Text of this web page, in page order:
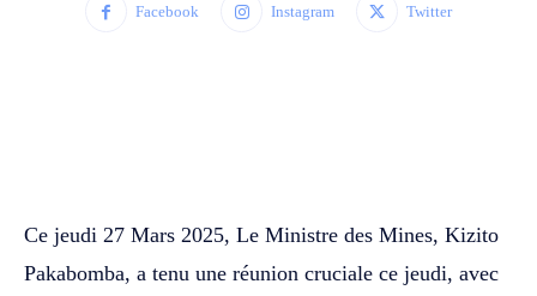
Facebook Instagram Twitter
Ce jeudi 27 Mars 2025, Le Ministre des Mines, Kizito
Pakabomba, a tenu une réunion cruciale ce jeudi, avec